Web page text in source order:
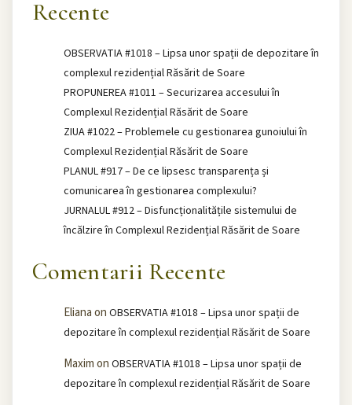
Recente
OBSERVATIA #1018 – Lipsa unor spații de depozitare în
complexul rezidențial Răsărit de Soare
PROPUNEREA #1011 – Securizarea accesului în
Complexul Rezidențial Răsărit de Soare
ZIUA #1022 – Problemele cu gestionarea gunoiului în
Complexul Rezidențial Răsărit de Soare
PLANUL #917 – De ce lipsesc transparența și
comunicarea în gestionarea complexului?
JURNALUL #912 – Disfuncționalitățile sistemului de
încălzire în Complexul Rezidențial Răsărit de Soare
Comentarii Recente
Elianaon OBSERVATIA #1018 – Lipsa unor spații de
depozitare în complexul rezidențial Răsărit de Soare
Maximon OBSERVATIA #1018 – Lipsa unor spații de
depozitare în complexul rezidențial Răsărit de Soare